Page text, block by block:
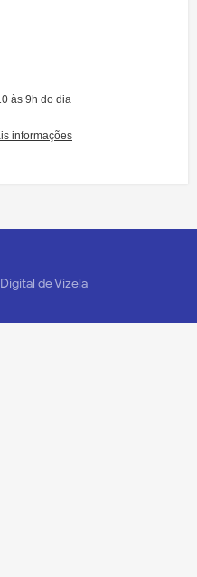
Digital de Vizela